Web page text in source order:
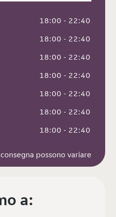
18:00 - 22:40
18:00 - 22:40
18:00 - 22:40
18:00 - 22:40
18:00 - 22:40
18:00 - 22:40
18:00 - 22:40
possono variare
a: